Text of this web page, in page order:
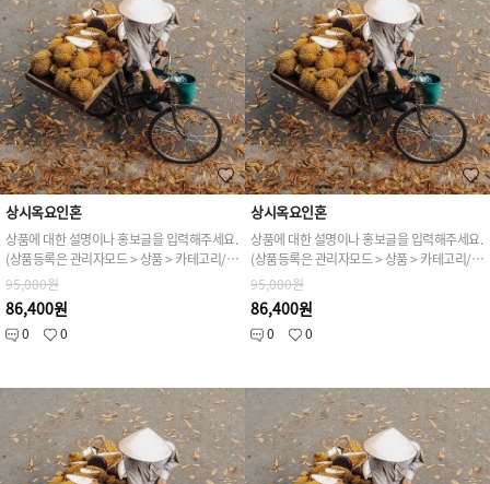
상시옥요인혼
상품에 대한 설명이나 홍보글을 입력해주세요.
(상품등록은 관리자모드 > 상품 > 카테고리/상품관리 > 상품등록 가능)
95,000원
86,400원
0 0
상시옥요인혼
상품에 대한 설명이나 홍보글을 입력해주세요.
(상품등록은 관리자모드 > 상품 > 카테고리/상품관리 > 상품등록 가능)
95,000원
86,400원
0 0